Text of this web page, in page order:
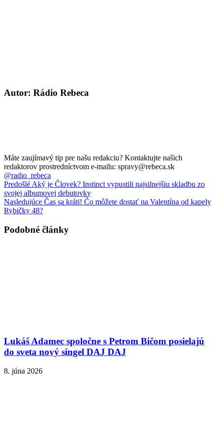
Autor: Rádio Rebeca
Máte zaujímavý tip pre našu redakciu? Kontaktujte našich
redaktorov prostredníctvom e-mailu: spravy@rebeca.sk
@radio_rebeca
Predošlé Aký je Človek? Instinct vypustili najsilnejšiu skladbu zo
svojej albumovej debutovky
Nasledujúce Čas sa kráti! Čo môžete dostať na Valentína od kapely
Rybičky 48?
Podobné články
Lukáš Adamec spoločne s Petrom Bičom posielajú
do sveta nový singel DAJ DAJ
8. júna 2026